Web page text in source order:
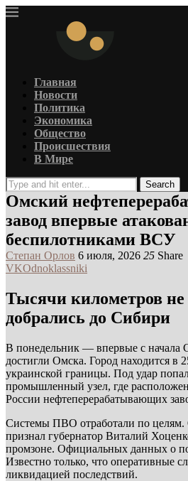
Главная
Новости
Политика
Экономика
Общество
Происшествия
В Мире
Search
Омский
завод впервые
беспилотниками ВСУ
Степан Орлов 6 июля, 2026 25 Share
VKOdnoklassniki
Тысячи километров
добрались до Сибири
В понедельник — впервые с
достигли Омска. Город находится в
украинской границы. Под удар
промышленный узел, где
России нефтеперерабатывающих
Системы ПВО отработали по целям.
признал губернатор Виталий
промзоне. Официальных данных о
Известно только, что оперативные
ликвидацией последствий.